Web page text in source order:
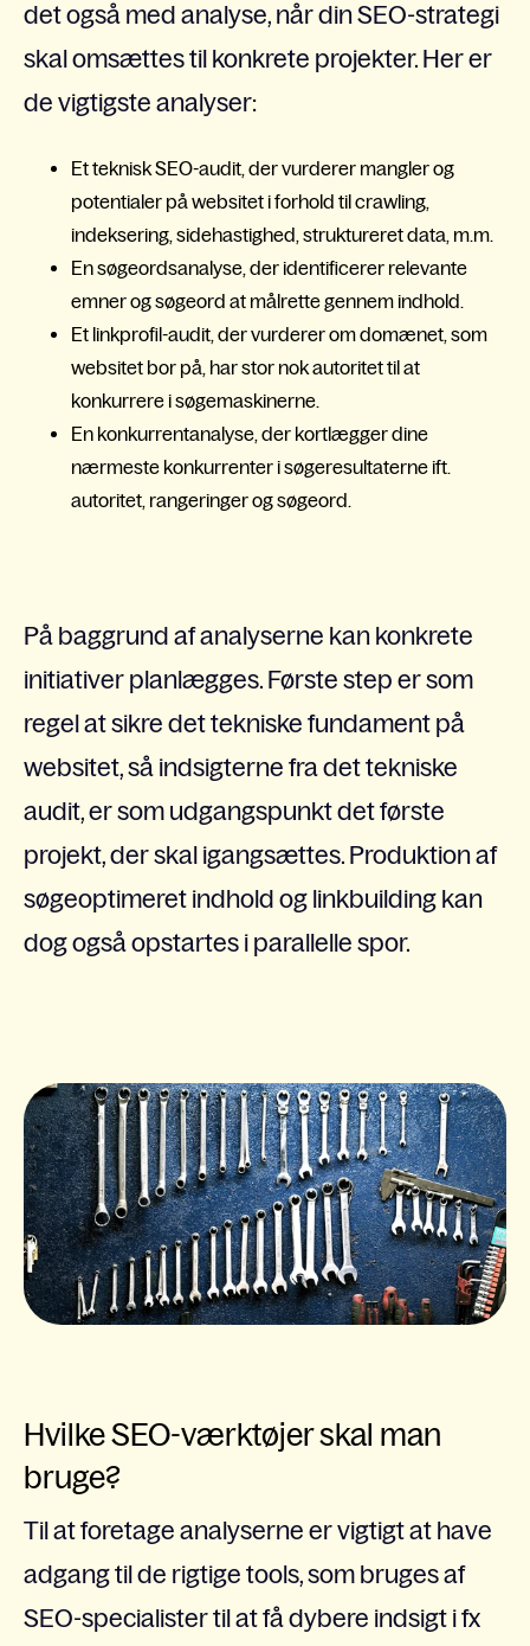
det også med analyse, når din SEO-strategi
skal omsættes til konkrete projekter. Her er
de vigtigste analyser:
Et teknisk SEO-audit, der vurderer mangler og
potentialer på websitet i forhold til crawling,
indeksering, sidehastighed, struktureret data, m.m.
En søgeordsanalyse, der identificerer relevante
emner og søgeord at målrette gennem indhold.
Et linkprofil-audit, der vurderer om domænet, som
websitet bor på, har stor nok autoritet til at
konkurrere i søgemaskinerne.
En konkurrentanalyse, der kortlægger dine
nærmeste konkurrenter i søgeresultaterne ift.
autoritet, rangeringer og søgeord.
På baggrund af analyserne kan konkrete
initiativer planlægges. Første step er som
regel at sikre det tekniske fundament på
websitet, så indsigterne fra det tekniske
audit, er som udgangspunkt det første
projekt, der skal igangsættes. Produktion af
søgeoptimeret indhold og linkbuilding kan
dog også opstartes i parallelle spor.
Hvilke SEO-værktøjer skal man
bruge?
Til at foretage analyserne er vigtigt at have
adgang til de rigtige tools, som bruges af
SEO-specialister til at få dybere indsigt i fx